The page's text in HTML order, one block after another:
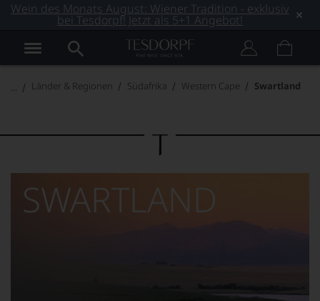
Wein des Monats August: Wiener Tradition - exklusiv
bei Tesdorpf! Jetzt als 5+1 Angebot!
Länder & Regionen Südafrika Western Cape Swartland
SWARTLAND